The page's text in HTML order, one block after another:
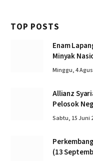
TOP POSTS
Enam
Minyak
Minggu, 4
Allianz
Pelosok
Sabtu, 15 Juni
(13